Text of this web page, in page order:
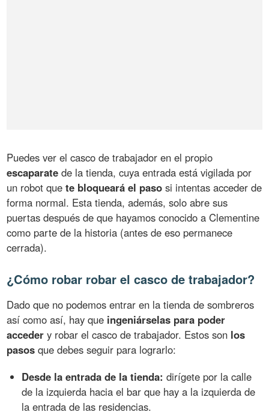
Puedes ver el casco de trabajador en el propio
escaparate de la tienda, cuya entrada está vigilada por
un robot quete bloqueará el paso si intentas acceder de
forma normal. Esta tienda, además, solo abre sus
puertas después de que hayamos conocido a Clementine
como parte de la historia (antes de eso permanece
cerrada).
¿Cómo robar robar el casco de trabajador?
Dado que no podemos entrar en la tienda de sombreros
así como así, hay que ingeniárselas para poder
acceder y robar el casco de trabajador. Estos son los
pasos que debes seguir para lograrlo:
Desde la entrada de la tienda: dirígete por la calle
de la izquierda hacia el bar que hay a la izquierda de
la entrada de las residencias.